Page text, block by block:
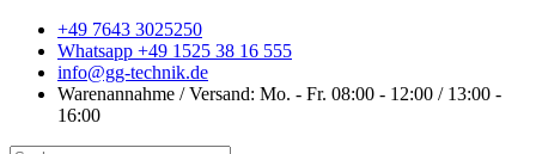
+49 7643 3025250
Whatsapp +49 1525 38 16 555
info@gg-technik.de
Warenannahme / Versand: Mo. - Fr. 08:00 - 12:00 / 13:00 -
16:00